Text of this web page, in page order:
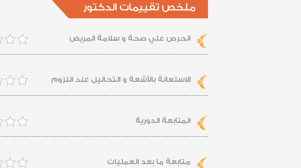
ملخص تقييمات الدكتور
الحرص علي صحة و سلامة المريض
الاستعانة بالأشعة و التحاليل عند اللزوم
المتابعة الدورية
متابعة ما بعد العمليات